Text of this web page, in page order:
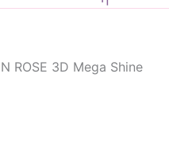
ROSE 3D Mega Shine